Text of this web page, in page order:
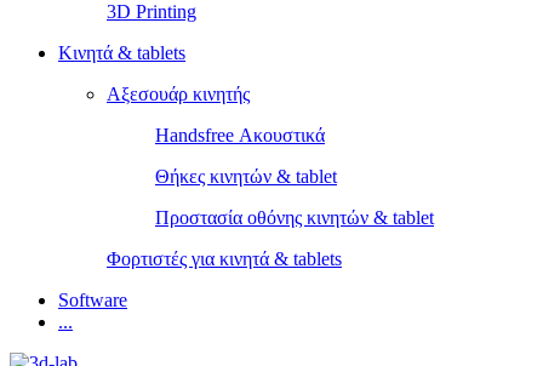
3D Printing
Κινητά & tablets
Αξεσουάρ κινητής
Handsfree Ακουστικά
Θήκες κινητών & tablet
Προστασία οθόνης κινητών & tablet
Φορτιστές για κινητά & tablets
Software
...